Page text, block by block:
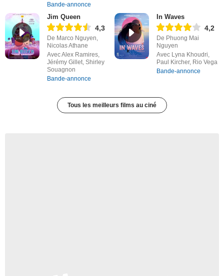
Bande-annonce
Jim Queen
4,3
De Marco Nguyen,
Nicolas Athane
Avec Alex Ramires,
Jérémy Gillet, Shirley
Souagnon
Bande-annonce
In Waves
4,2
De Phuong Mai
Nguyen
Avec Lyna Khoudri,
Paul Kircher, Rio Vega
Bande-annonce
Tous les meilleurs films au ciné